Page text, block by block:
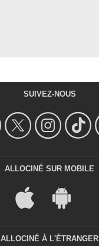
SUIVEZ-NOUS
ALLOCINÉ SUR MOBILE
ALLOCINÉ À L'ÉTRANGER